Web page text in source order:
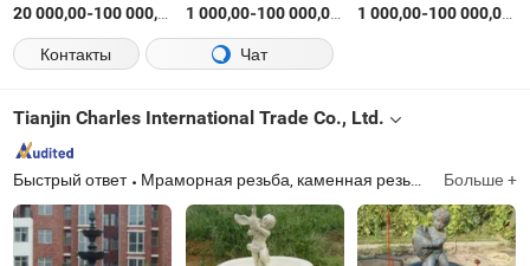
20 000,00-100 000,00 $/Комплект
1 000,00-100 000,00 $ /Комплект
1 000,00-100 000,00 $
Контакты
Чат
Tianjin Charles International Trade Co., Ltd.
Быстрый ответ Мраморная резьба, каменная резьба, чугун, отливка, скульптура, мрамор, камень, проволока из железа, кованое железо Больше +